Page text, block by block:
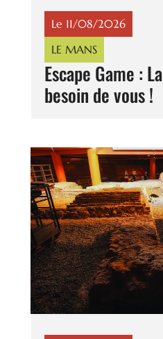
Le 11/08/2026
LE MANS
Escape Game :
besoin de vous !